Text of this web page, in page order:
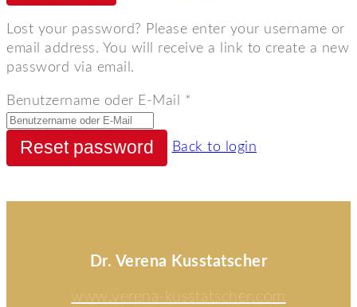
Lost your password? Please enter your username or
email address. You will receive a link to create a new
password via email.
Benutzername oder E-Mail *
Back to login
Dr. Verena Kusstatscher
www.verena-kusstatscher.com